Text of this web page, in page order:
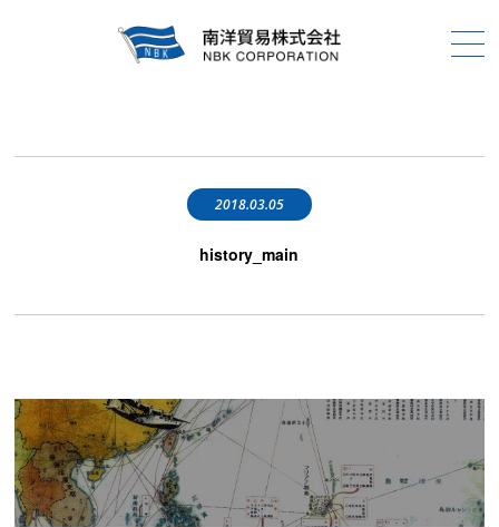
2018.03.05
history_main